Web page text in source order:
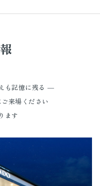
も記憶に残る ―
来場ください
ます